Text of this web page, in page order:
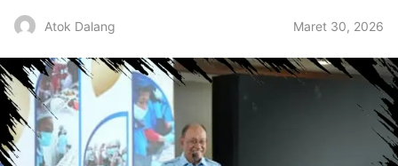
Atok Dalang Maret 30, 2026